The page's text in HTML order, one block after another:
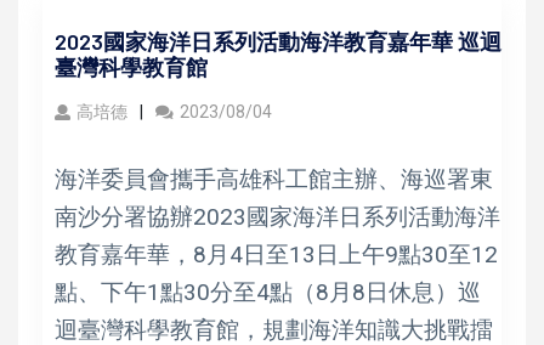
2023國家海洋日系列活動海洋教育嘉年華 巡迴
臺灣科學教育館
高培德 2023/08/04
海洋委員會攜手高雄科工館主辦、海巡署東
南沙分署協辦2023國家海洋日系列活動海洋
教育嘉年華，8月4日至13日上午9點30至12
點、下午1點30分至4點（8月8日休息）巡
迴臺灣科學教育館，規劃海洋知識大挑戰擂